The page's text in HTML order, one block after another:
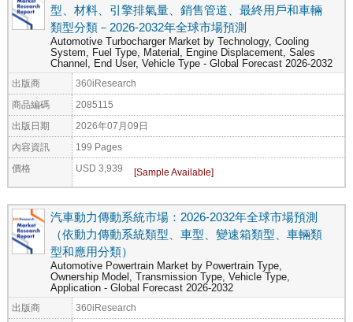
型、材料、引擎排氣量、銷售管道、最終用戶和車輛
類型分類－2026-2032年全球市場預測
Automotive Turbocharger Market by Technology, Cooling
System, Fuel Type, Material, Engine Displacement, Sales
Channel, End User, Vehicle Type - Global Forecast 2026-2032
出版商 360iResearch
商品編碼 2085115
出版日期 2026年07月09日
內容資訊 199 Pages
價格 USD 3,939
汽車動力傳動系統市場：2026-2032年全球市場預測
（依動力傳動系統類型、車型、變速箱類型、車輛類
型和應用分類）
Automotive Powertrain Market by Powertrain Type,
Ownership Model, Transmission Type, Vehicle Type,
Application - Global Forecast 2026-2032
出版商 360iResearch